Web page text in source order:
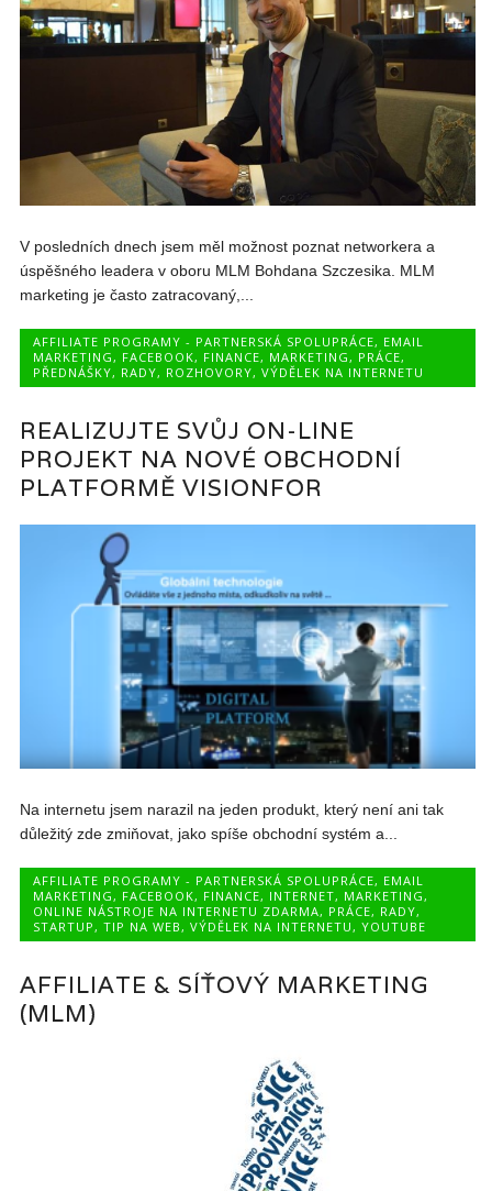
V posledních dnech jsem měl možnost poznat networkera a
úspěšného leadera v oboru MLM Bohdana Szczesika. MLM
marketing je často zatracovaný,...
AFFILIATE PROGRAMY - PARTNERSKÁ SPOLUPRÁCE, EMAIL
MARKETING, FACEBOOK, FINANCE, MARKETING, PRÁCE,
PŘEDNÁŠKY, RADY, ROZHOVORY,VÝDĚLEK NA INTERNETU
REALIZUJTE SVŮJ ON-LINE
PROJEKT NA NOVÉ OBCHODNÍ
PLATFORMĚ VISIONFOR
Na internetu jsem narazil na jeden produkt, který není ani tak
důležitý zde zmiňovat, jako spíše obchodní systém a...
AFFILIATE PROGRAMY - PARTNERSKÁ SPOLUPRÁCE, EMAIL
MARKETING, FACEBOOK, FINANCE, INTERNET, MARKETING,
ONLINE NÁSTROJE NA INTERNETU ZDARMA, PRÁCE, RADY,
STARTUP,TIP NA WEB,VÝDĚLEK NA INTERNETU,YOUTUBE
AFFILIATE & SÍŤOVÝ MARKETING
(MLM)